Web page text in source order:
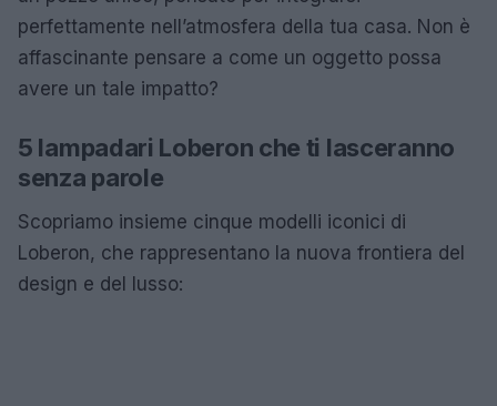
perfettamente nell’atmosfera della tua casa. Non è
affascinante pensare a come un oggetto possa
avere un tale impatto?
5 lampadari Loberon che ti lasceranno
senza parole
Scopriamo insieme cinque modelli iconici di
Loberon, che rappresentano la nuova frontiera del
design e del lusso: